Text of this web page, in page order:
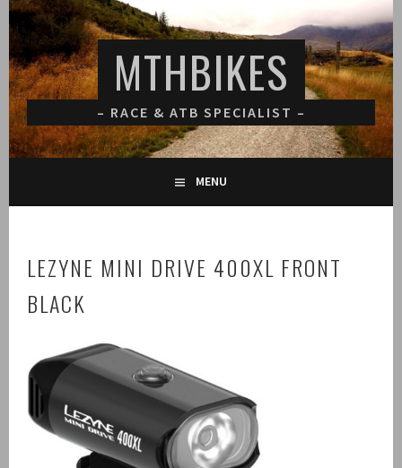
Spring
naar
inhoud
MTHBIKES
– RACE & ATB SPECIALIST –
MENU
LEZYNE MINI DRIVE 400XL FRONT
BLACK